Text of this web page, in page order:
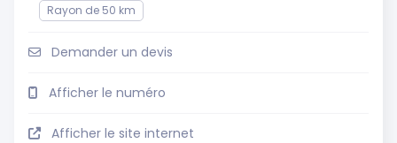
Rayon de 50 km
Demander un devis
Afficher le numéro
Afficher le site internet